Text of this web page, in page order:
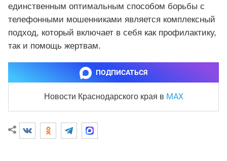
единственным оптимальным способом борьбы с
телефонными мошенниками является комплексный
подход, который включает в себя как профилактику,
так и помощь жертвам.
ПОДПИСАТЬСЯ
Новости Краснодарского края в MAX